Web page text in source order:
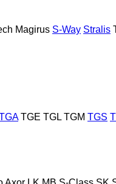
Magirus S-Way Stralis
TGE TGL TGM TGS